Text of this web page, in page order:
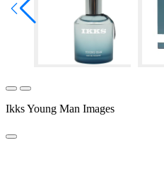
Ikks Young Man Images